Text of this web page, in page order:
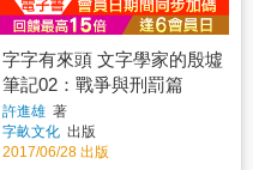
字字有來頭 文字學家的殷墟
筆記02：戰爭與刑罰篇
許進雄 著
字畝文化 出版
2017/06/28 出版